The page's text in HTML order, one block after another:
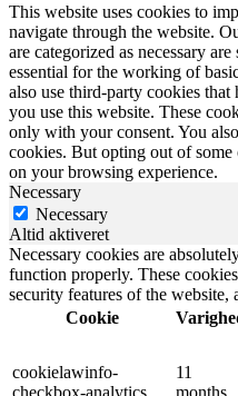
This website uses cookies to
navigate through the website.
are categorized as necessary
essential for the working of
also use third-party cookies
you use this website. These
only with your consent. You
cookies. But opting out of some
on your browsing experience.
Necessary
Necessary
Altid aktiveret
Necessary cookies are
function properly. These
security features of the website,
Cookie
cookielawinfo-
checkbox-analytics
11
months